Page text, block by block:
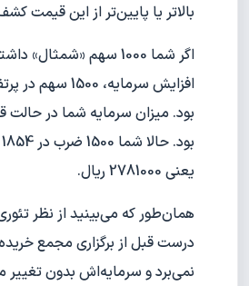
بالاتر یا پایین‌تر از این قیمت
اگر شما 1000 سهم
افزایش سرمایه،
یعنی 2781000 ریال.
همان‌طور که می‌بینید از نظر
درست قبل از برگزاری مجمع
نمی‌برد و سرمایه‌اش بدون تغییر